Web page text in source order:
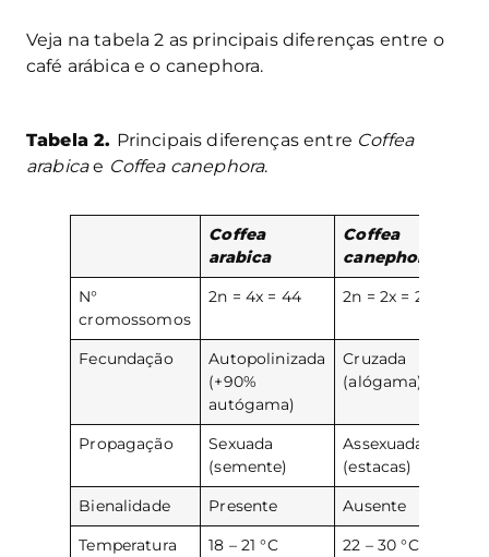
Veja na tabela 2 as principais diferenças entre o
café arábica e o canephora.
Tabela 2. Principais diferenças entre Coffea
arabicae Coffea canephora.
Coffea
arabica
Coffea
canephora
N°
cromossomos
2n = 4x = 44 2n = 2x = 22
Fecundação
Autopolinizada
(+90%
autógama)
Cruzada
(alógama)
Propagação
Sexuada
(semente)
Assexuada
(estacas)
Bienalidade
Presente
Ausente
Temperatura
18 – 21 °C 22 – 30 °C